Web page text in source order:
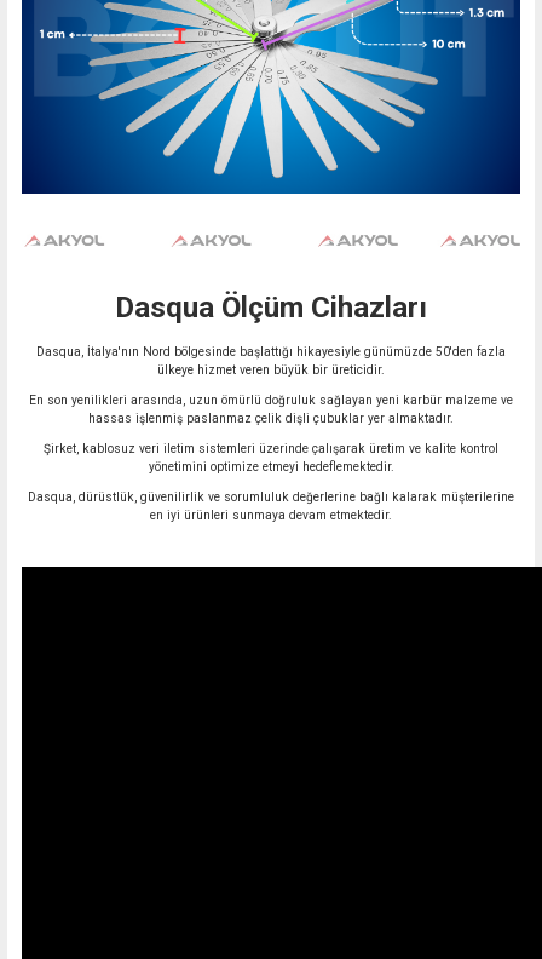
Dasqua Ölçüm Cihazları
Dasqua, İtalya'nın Nord bölgesinde başlattığı hikayesiyle günümüzde 50'den fazla
ülkeye hizmet veren büyük bir üreticidir.
En son yenilikleri arasında, uzun ömürlü doğruluk sağlayan yeni karbür malzeme ve
hassas işlenmiş paslanmaz çelik dişli çubuklar yer almaktadır.
Şirket, kablosuz veri iletim sistemleri üzerinde çalışarak üretim ve kalite kontrol
yönetimini optimize etmeyi hedeflemektedir.
Dasqua, dürüstlük, güvenilirlik ve sorumluluk değerlerine bağlı kalarak müşterilerine
en iyi ürünleri sunmaya devam etmektedir.